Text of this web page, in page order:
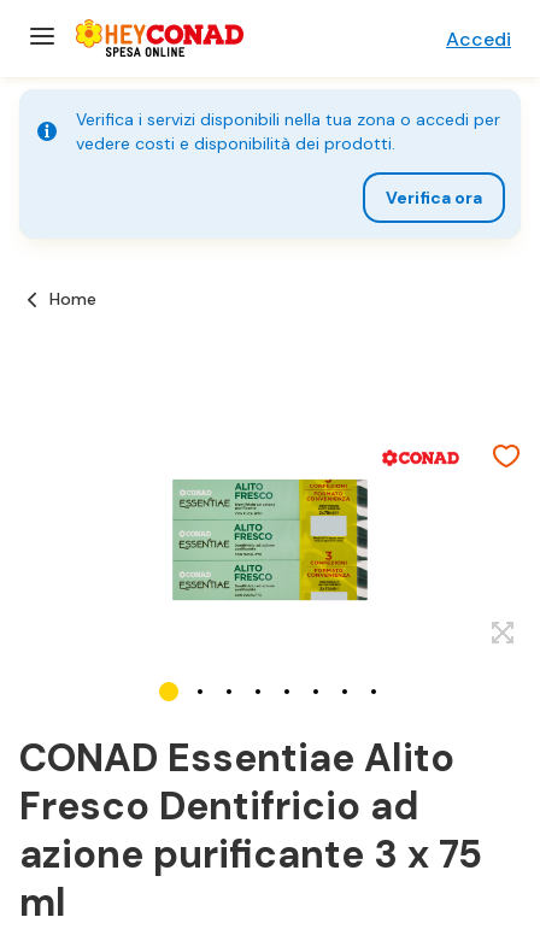
Accedi
Verifica i servizi disponibili nella tua zona o accedi per
vedere costi e disponibilità dei prodotti.
Verifica ora
Home
CONAD Essentiae Alito
Fresco Dentifricio ad
azione purificante 3 x 75
ml